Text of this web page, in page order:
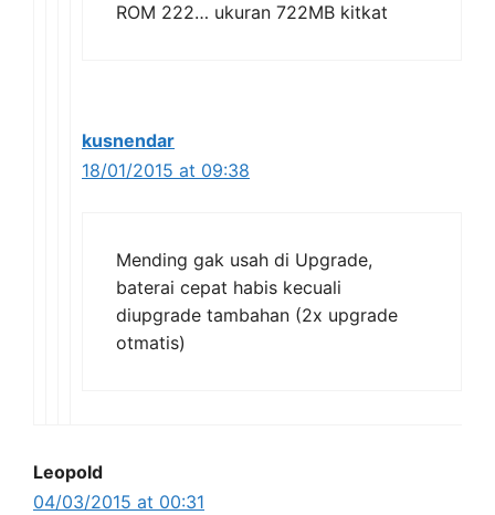
ROM 222… ukuran 722MB kitkat
kusnendar
18/01/2015 at 09:38
Mending gak usah di Upgrade,
baterai cepat habis kecuali
diupgrade tambahan (2x upgrade
otmatis)
Leopold
04/03/2015 at 00:31